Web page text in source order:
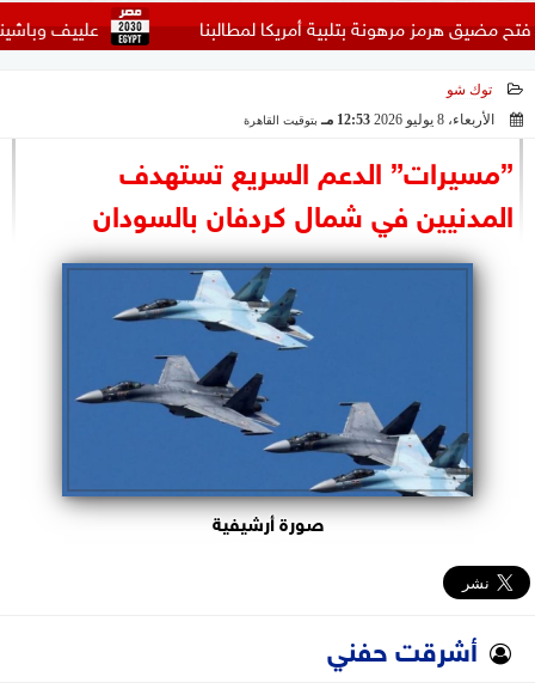
السياسة
الرئاسة
البرلمان
علييف وباشينيان هرمز مرهونة بتلبية أمريكا لمطالبنا
توك شو
الأربعاء، 8 يوليو 2026
12:53 مـ بتوقيت القاهرة
”مسيرات” الدعم السريع تستهدف
المدنيين في شمال كردفان بالسودان
صورة أرشيفية
أشرقت حفني